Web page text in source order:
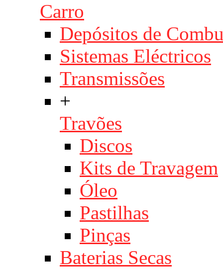
Carro
Depósitos de
Sistemas Eléctricos
Transmissões
+
Travões
Discos
Kits de Travagem
Óleo
Pastilhas
Pinças
Baterias Secas